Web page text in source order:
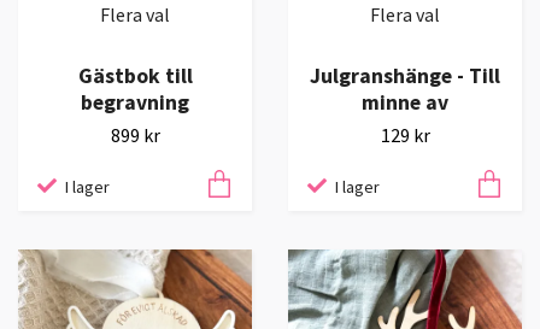
Flera val
Gästbok till
begravning
899 kr
I lager
Flera val
Julgranshänge - Till
minne av
129 kr
I lager